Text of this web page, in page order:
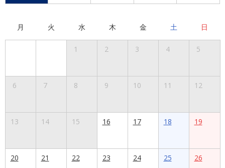
月 火 水 木 金 土 日
1 2 3 4 5
6 7 8 9 10 11 12
13 14 15 16 17 18 19
20 21 22 23 24 25 26